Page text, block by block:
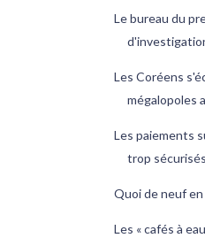
Le bureau du
Les Coréens
mégalopoles
Les paiements
trop sécurisés
Quoi de neuf en
Les « cafés à